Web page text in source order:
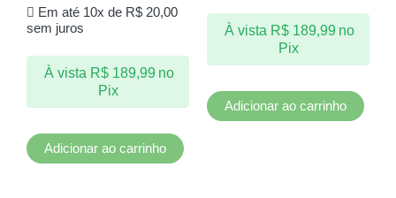
Em até 10x de R$20,00
sem juros
À vista R$189,99 no
Pix
Adicionar ao carrinho
À vista R$189,99 no
Pix
Adicionar ao carrinho